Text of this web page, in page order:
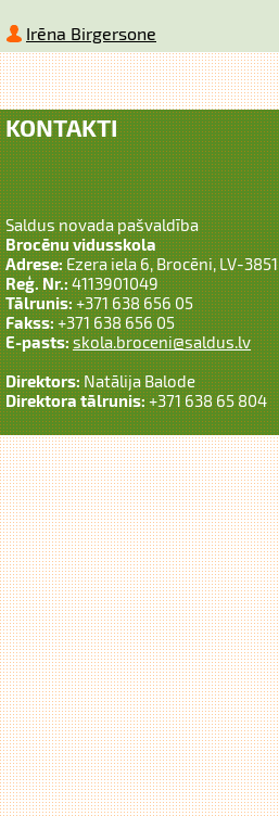
Irēna Birgersone
KONTAKTI
Saldus novada pašvaldība
Brocēnu vidusskola
Adrese:Ezera iela 6, Brocēni, LV-3851
Reģ. Nr.:4113901049
Tālrunis:+371 638 656 05
Fakss:+371 638 656 05
E-pasts:skola.broceni@saldus.lv
Direktors:Natālija Balode
Direktora tālrunis:+371 638 65 804